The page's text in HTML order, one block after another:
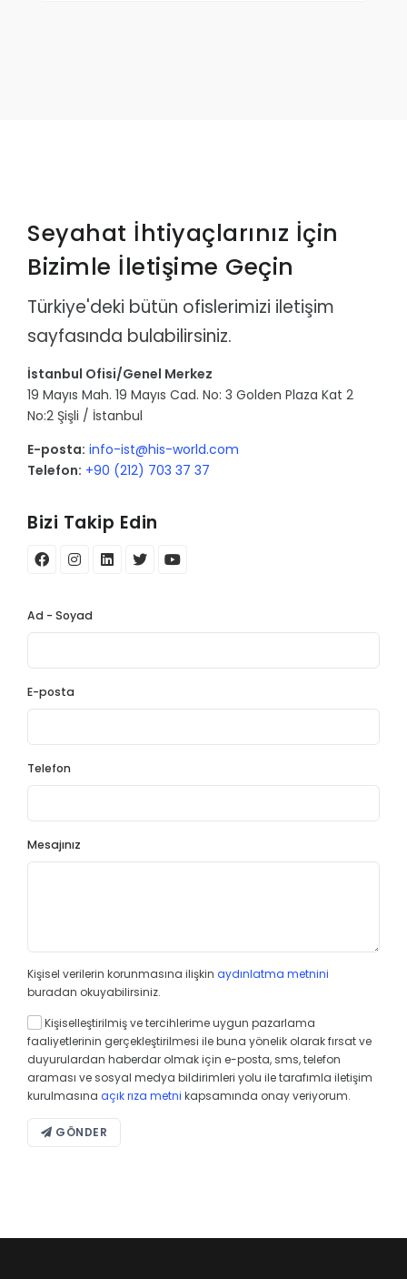
Seyahat İhtiyaçlarınız İçin
Bizimle İletişime Geçin
Türkiye'deki bütün ofislerimizi iletişim
sayfasında bulabilirsiniz.
İstanbul Ofisi/Genel Merkez
19 Mayıs Mah. 19 Mayıs Cad. No: 3 Golden Plaza Kat 2
No:2 Şişli / İstanbul
E-posta: info-ist@his-world.com
Telefon: +90 (212) 703 37 37
Bizi Takip Edin
Ad - Soyad
E-posta
Telefon
Mesajınız
Kişisel verilerin korunmasına ilişkin aydınlatma metnini
buradan okuyabilirsiniz.
Kişiselleştirilmiş ve tercihlerime uygun pazarlama
faaliyetlerinin gerçekleştirilmesi ile buna yönelik olarak fırsat ve
duyurulardan haberdar olmak için e-posta, sms, telefon
araması ve sosyal medya bildirimleri yolu ile tarafımla iletişim
kurulmasına açık rıza metni kapsamında onay veriyorum.
GÖNDER